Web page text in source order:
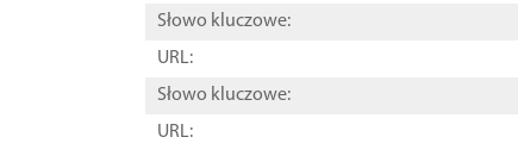
Słowo kluczowe:
URL:
Słowo kluczowe:
URL: